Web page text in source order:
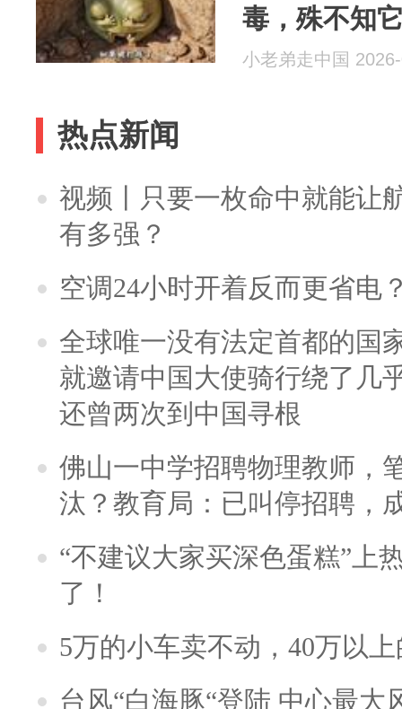
毒，殊不知
小老弟走中国
热点新闻
视频丨只要一枚命中就能让
有多强？
空调24小时开着反而更省电
全球唯一没有法定首都的国
就邀请中国大使骑行绕了几
还曾两次到中国寻根
佛山一中学招聘物理教师，
汰？教育局：已叫停招聘，
“不建议大家买深色蛋糕”上
了！
5万的小车卖不动，40万以
台风“白海豚“登陆 中心最大